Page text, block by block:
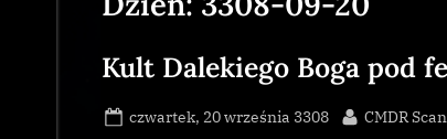
Kult Dalekiego Boga pod
Posted
czwartek, 20 września 3308 By
CMDR